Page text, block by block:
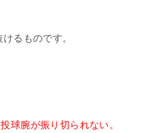
るものです。
球腕が振り切られない。